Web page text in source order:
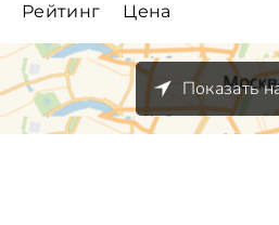
Рейтинг Цена
Показать